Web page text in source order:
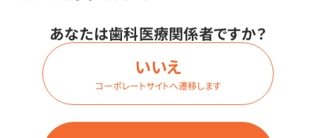
あなたは歯科医療関係者ですか？
いいえ
コーポレートサイトへ遷移します
1箱（10L入×2本）
価格はログイン後表示